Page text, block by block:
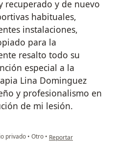
recuperado y de nuevo
habituales,
instalaciones,
para la
resalto todo su
especial a la
Lina Dominguez
y profesionalismo en
de mi lesión.
privado • Otro • en opinión del usuario
Reportar